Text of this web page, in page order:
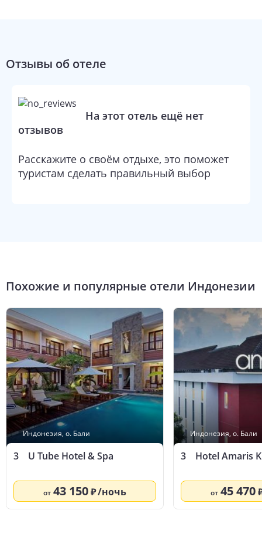
Отзывы об отеле
На этот отель ещё нет
отзывов
Расскажите о своём отдыхе, это поможет
туристам сделать правильный выбор
Похожие и популярные отели Индонезии
Индонезия, о. Бали
3 U Tube Hotel & Spa
от 43 150 /ночь
Индонезия, о. Бали
3 Hotel Amaris
от 45 470